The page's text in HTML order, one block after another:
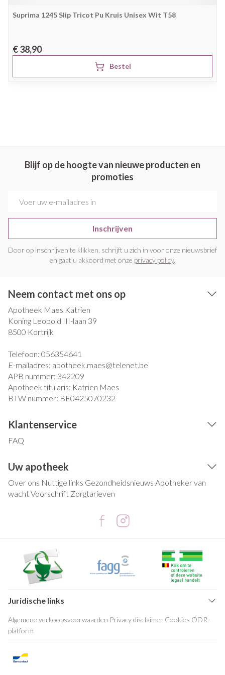
Suprima 1245 Slip Tricot Pu Kruis Unisex Wit T58
€ 38,90
Bestel
Blijf op de hoogte van nieuwe producten en
promoties
Inschrijven
Door op inschrijven te klikken, schrijft u zich in voor onze nieuwsbrief
en gaat u akkoord met onze privacy policy.
Neem contact met ons op
Apotheek Maes Katrien
Koning Leopold III-laan 39
8500 Kortrijk
Telefoon: 056354641
E-mailadres: apotheek.maes@telenet.be
APB nummer: 342209
Apotheek titularis: Katrien Maes
BTW nummer: BE0425070232
Klantenservice
FAQ
Uw apotheek
Over ons Nuttige links Gezondheidsnieuws Apotheker van
wachtVoorschrift Zorgtarieven
Juridische links
Algemene verkoopsvoorwaarden Privacy disclaimer Cookies ODR-
platform